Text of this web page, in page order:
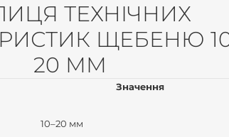
ТЕХНІЧНИХ
ЩЕБЕНЮ
20 ММ
Значення
10–20 мм